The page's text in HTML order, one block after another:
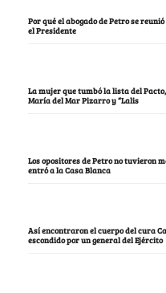
Por qué el abogado de Petro se
el Presidente
La mujer que tumbó la lista del
María del Mar Pizarro y “Lalis
Los opositores de Petro no tuvieron
entró a la Casa Blanca
Así encontraron el cuerpo del cura
escondido por un general del Ejército